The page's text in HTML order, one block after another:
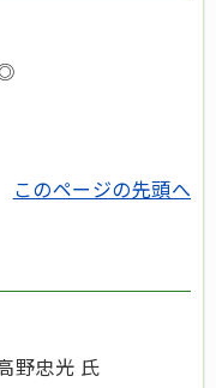
このページの先頭へ
野忠光 氏